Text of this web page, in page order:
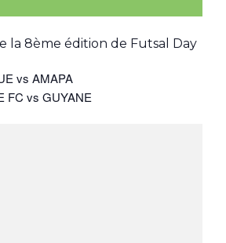
la 8ème édition de Futsal Day
vs AMAPA
FC vs GUYANE